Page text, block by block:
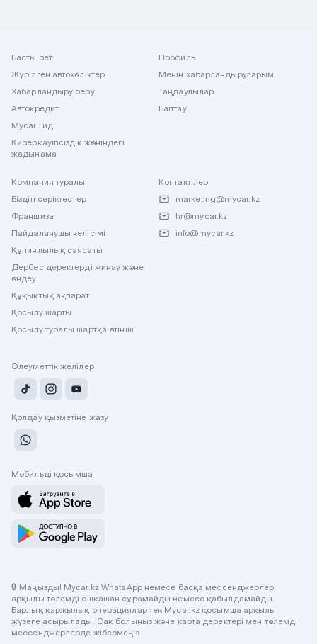
Басты бет
Жүрілген автокөліктер
Хабарландыру беру
Автокредит
Mycar Гид
Киберқауіпсіздік жөніндегі
жадынама
Профиль
Менің хабарландыруларым
Таңдаулылар
Баптау
Компания туралы
Біздің серіктестер
Франшиза
Пайдаланушы келісімі
Құпиялылық саясаты
Дербес деректерді жинау және
өңдеу
Құқықтық ақпарат
Қосылу шарты
Қосылу туралы шартқа өтініш
Контактілер
marketing@mycar.kz
hr@mycar.kz
info@mycar.kz
Әлеуметтік желілер
Қолдау қызметіне жазу
Мобильді қосымша
🔒 Маңызды! Mycar.kz WhatsApp немесе басқа мессенджерлер
арқылы төлемді ешқашан сұрамайды немесе қабылдамайды.
Барлық қаржылық операциялар тек Mycar.kz қосымша арқылы
жүзеге асырылады. Сақ болыңыз және карта деректері мен төлемді
мессенджерлерде жібермеңіз.